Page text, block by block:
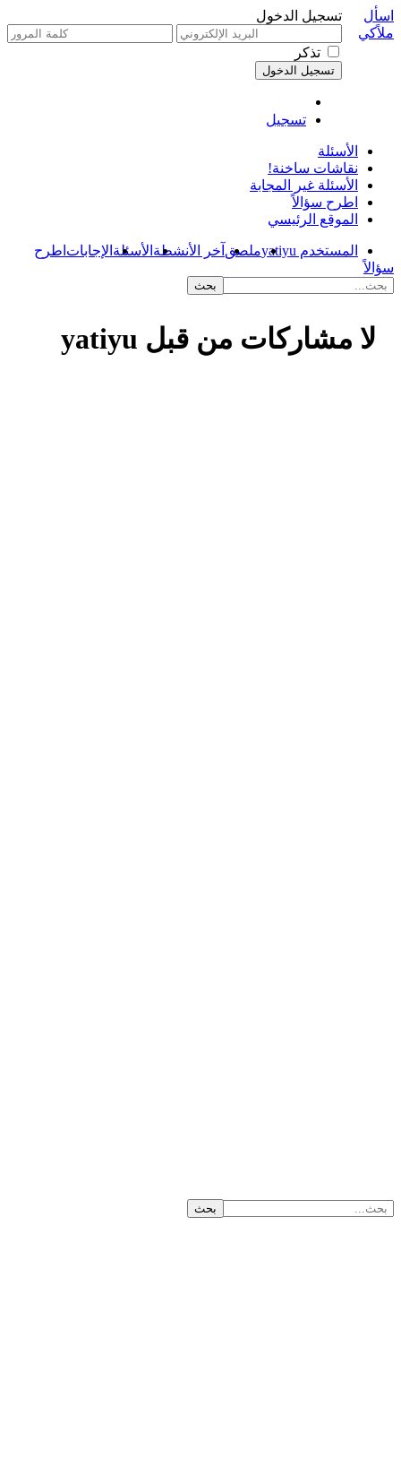
تسجيل الدخول
تذكر
تسجيل
اسأل
ملاًكي
الأسئلة
نقاشات ساخنة!
الأسئلة غير المجابة
اطرح سؤالاً
الموقع الرئيسي
المستخدم yatiyu ملصق آخر الأنشطة الأسئلة الإجابات اطرح
سؤالاً
لا مشاركات من قبل yatiyu